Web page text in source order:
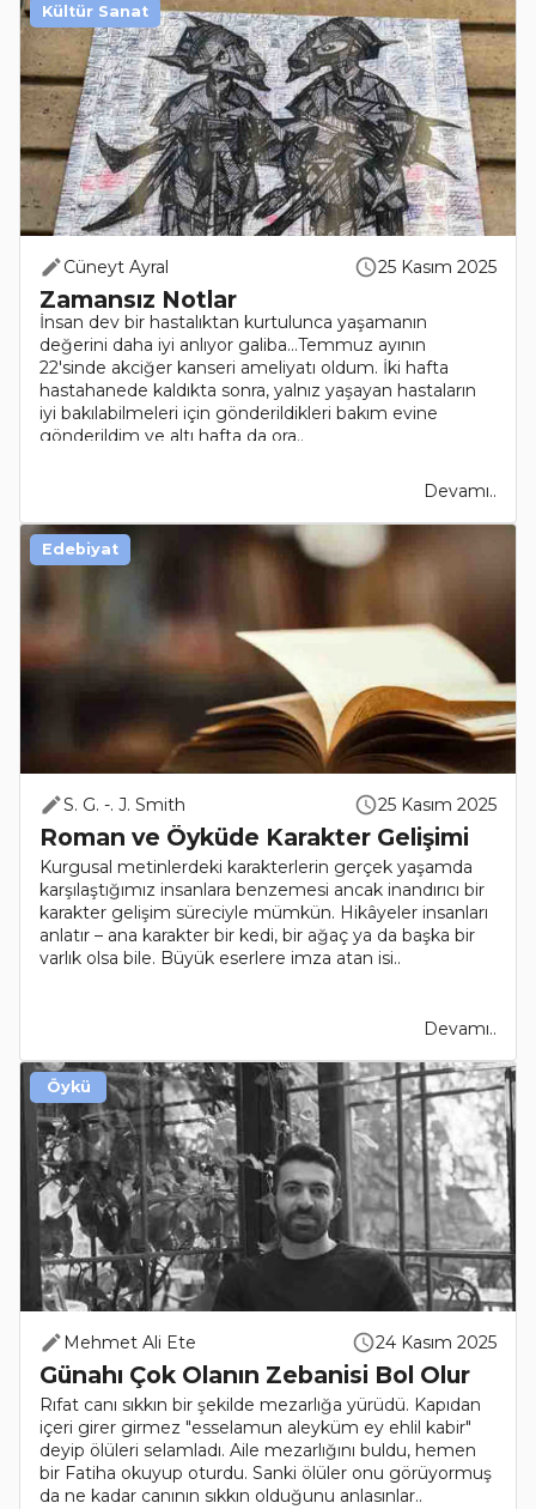
Cüneyt Ayral 25 Kasım 2025
Zamansız Notlar
İnsan dev bir hastalıktan kurtulunca yaşamanın
değerini daha iyi anlıyor galiba…Temmuz ayının
22'sinde akciğer kanseri ameliyatı oldum. İki hafta
hastahanede kaldıkta sonra, yalnız yaşayan hastaların
iyi bakılabilmeleri için gönderildikleri bakım evine
gönderildim ve altı hafta da ora..
Devamı..
Kültür Sanat
S. G. -. J. Smith 25 Kasım 2025
Roman ve Öyküde Karakter Gelişimi
Kurgusal metinlerdeki karakterlerin gerçek yaşamda
karşılaştığımız insanlara benzemesi ancak inandırıcı bir
karakter gelişim süreciyle mümkün. Hikâyeler insanları
anlatır – ana karakter bir kedi, bir ağaç ya da başka bir
varlık olsa bile. Büyük eserlere imza atan isi..
Devamı..
Edebiyat
Mehmet Ali Ete 24 Kasım 2025
Günahı Çok Olanın Zebanisi Bol Olur
Rıfat canı sıkkın bir şekilde mezarlığa yürüdü. Kapıdan
içeri girer girmez "esselamun aleyküm ey ehlil kabir"
deyip ölüleri selamladı. Aile mezarlığını buldu, hemen
bir Fatiha okuyup oturdu. Sanki ölüler onu görüyormuş
da ne kadar canının sıkkın olduğunu anlasınlar..
Öykü